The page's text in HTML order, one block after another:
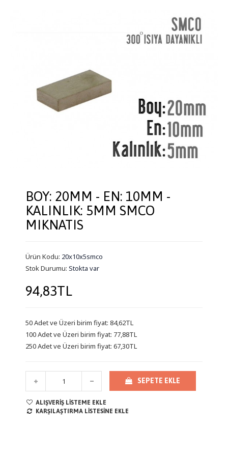
BOY: 20MM - EN: 10MM -
KALINLIK: 5MM SMCO
MIKNATIS
Ürün Kodu: 20x10x5smco
Stok Durumu: Stokta var
94,83TL
50 Adet ve Üzeri birim fiyat: 84,62TL
100 Adet ve Üzeri birim fiyat: 77,88TL
250 Adet ve Üzeri birim fiyat: 67,30TL
SEPETE EKLE
ALIŞVERIŞ LISTEME EKLE
KARŞILAŞTIRMA LISTESINE EKLE